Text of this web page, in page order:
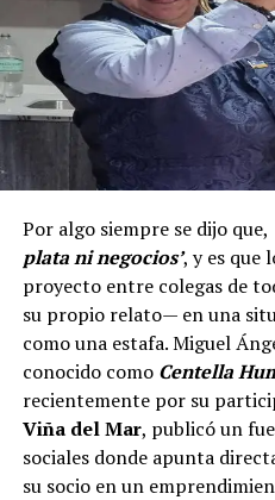
Por algo siempre se dijo que,
plata ni negocios’, y es que
proyecto entre colegas de
su propio relato— en una
como una estafa. Miguel
conocido como Centella
recientemente por su
Viña del Mar, publicó un
sociales donde apunta
su socio en un